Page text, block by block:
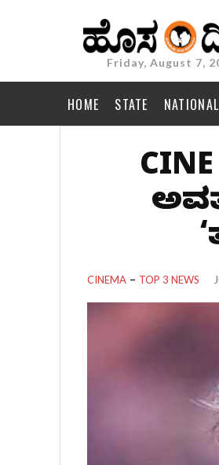
Friday, August 7,
HOME STATE NATIONAL
CINEMA TOP 3 NEWS